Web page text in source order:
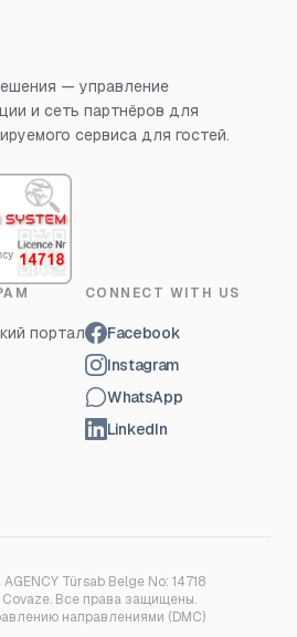
— управление
и сеть партнёров для
сервиса для гостей.
портал
CONNECT WITH US
Facebook
Instagram
WhatsApp
LinkedIn
AGENCY Türsab Belge No: 14718
Все права защищены.
направлениями (DMC)